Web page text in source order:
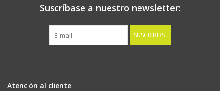
Suscríbase a nuestro newsletter:
SUSCRIBIRSE
Atención al cliente